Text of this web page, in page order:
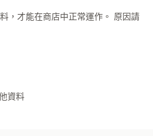
，才能在商店中正常運作。 原因請
資料